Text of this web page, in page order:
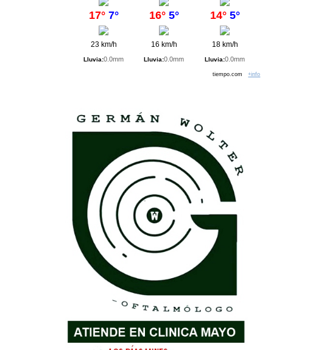
17° 7°
23 km/h
Lluvia:0.0mm
16° 5°
16 km/h
Lluvia:0.0mm
14° 5°
18 km/h
Lluvia:0.0mm
tiempo.com+info